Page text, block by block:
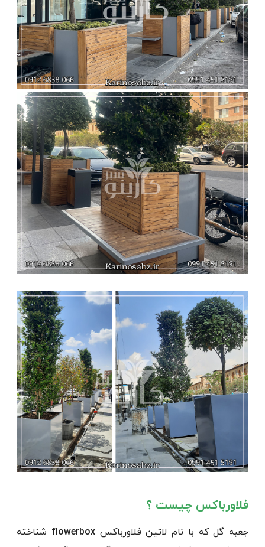
فلاورباکس چیست ؟
جعبه گل که با نام لاتین فلاورباکسflowerbox شناخته